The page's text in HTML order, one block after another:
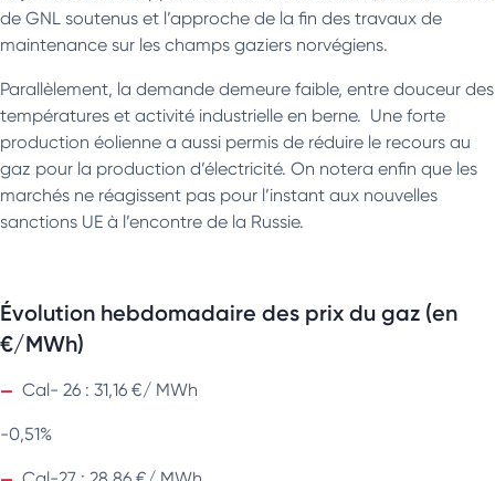
de GNL soutenus et l’approche de la fin des travaux de
maintenance sur les champs gaziers norvégiens.
Parallèlement, la demande demeure faible, entre douceur des
températures et activité industrielle en berne. Une forte
production éolienne a aussi permis de réduire le recours au
gaz pour la production d’électricité. On notera enfin que les
marchés ne réagissent pas pour l’instant aux nouvelles
sanctions UE à l’encontre de la Russie.
Évolution hebdomadaire des prix du gaz (en
€/MWh)
Cal- 26 : 31,16 €/ MWh
-0,51%